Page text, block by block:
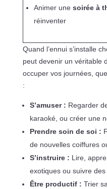
Animer une soirée à
réinventer
Quand l’ennui s’installe
peut devenir un véritable
occuper vos journées,
:
S’amuser : Regarder
karaoké, ou créer une
Prendre soin de soi :
de nouvelles coiffures
S’instruire : Lire,
exotiques ou suivre
Être productif : Trier